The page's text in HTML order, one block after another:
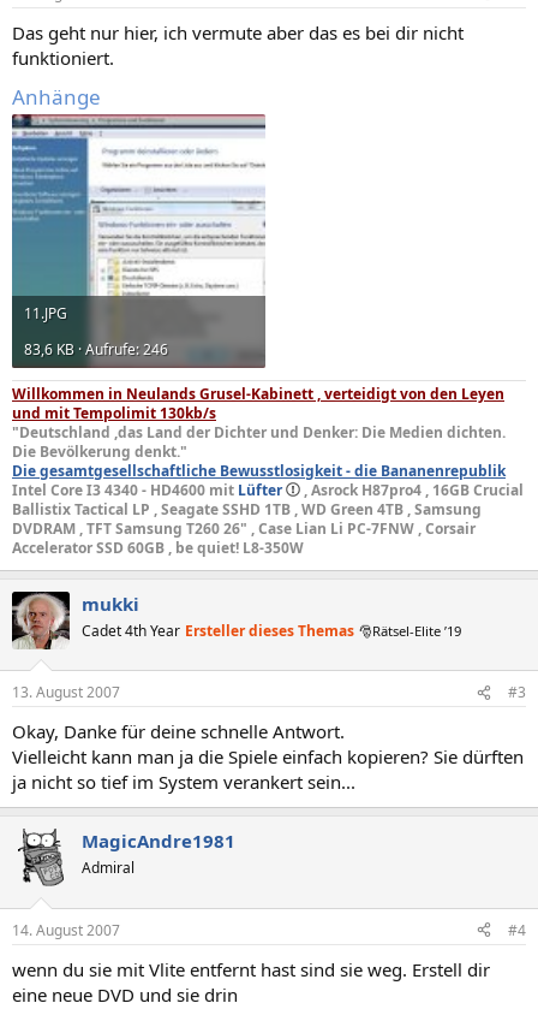
Das geht nur hier, ich vermute aber das es bei dir nicht
funktioniert.
Anhänge
11.JPG
83,6 KB · Aufrufe: 246
Willkommen in Neulands Grusel-Kabinett , verteidigt von den Leyen
und mit Tempolimit 130kb/s
"Deutschland ,das Land der Dichter und Denker: Die Medien dichten.
Die Bevölkerung denkt."
Die gesamtgesellschaftliche Bewusstlosigkeit - die Bananenrepublik
Intel Core I3 4340 - HD4600 mit Lüfter
, Asrock H87pro4 , 16GB Crucial
Ballistix Tactical LP , Seagate SSHD 1TB , WD Green 4TB , Samsung
DVDRAM , TFT Samsung T260 26" , Case Lian Li PC-7FNW , Corsair
Accelerator SSD 60GB , be quiet! L8-350W
mukki
Cadet 4th Year Ersteller dieses Themas 🎅Rätsel-Elite ’19
13. August 2007 #3
Okay, Danke für deine schnelle Antwort.
Vielleicht kann man ja die Spiele einfach kopieren? Sie dürften
ja nicht so tief im System verankert sein...
MagicAndre1981
Admiral
14. August 2007 #4
wenn du sie mit Vlite entfernt hast sind sie weg. Erstell dir
eine neue DVD und sie drin